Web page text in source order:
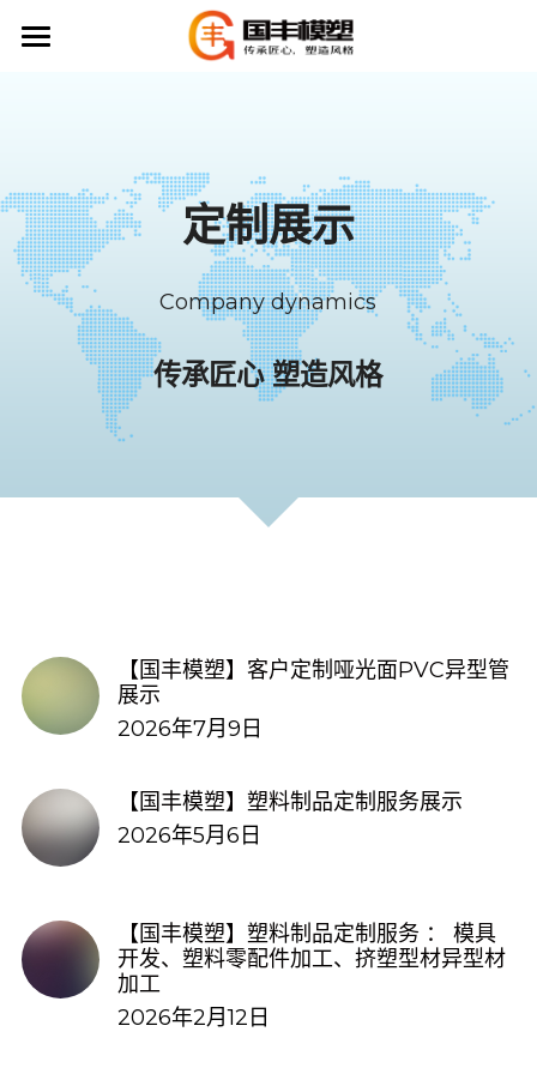
挤出模具
挤塑制品
注塑模具
注塑制品
公司展示
定制展示
联系我们
定制展示
Company dynamics
传承匠心 塑造风格
【国丰模塑】客户定制哑光面PVC异型管
展示
2026年7月9日
【国丰模塑】塑料制品定制服务展示
2026年5月6日
【国丰模塑】塑料制品定制服务 ： 模具
开发、塑料零配件加工、挤塑型材异型材
加工
2026年2月12日